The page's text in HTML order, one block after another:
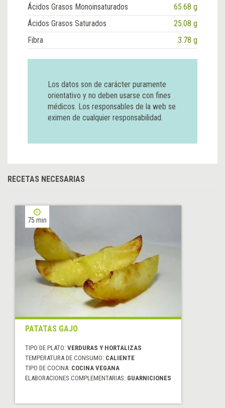
Ácidos Grasos Monoinsaturados
65.68 g
Ácidos Grasos Saturados
25.08 g
Fibra
3.78 g
Los datos son de carácter puramente
orientativo y no deben usarse con fines
médicos. Los responsables de la web se
eximen de cualquier responsabilidad.
RECETAS NECESARIAS
75 min
PATATAS GAJO
TIPO DE PLATO: VERDURAS Y HORTALIZAS
TEMPERATURA DE CONSUMO: CALIENTE
TIPO DE COCINA: COCINA VEGANA
ELABORACIONES COMPLEMENTARIAS: GUARNICIONES